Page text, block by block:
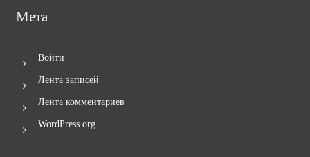
Мета
Войти
Лента записей
Лента комментариев
WordPress.org